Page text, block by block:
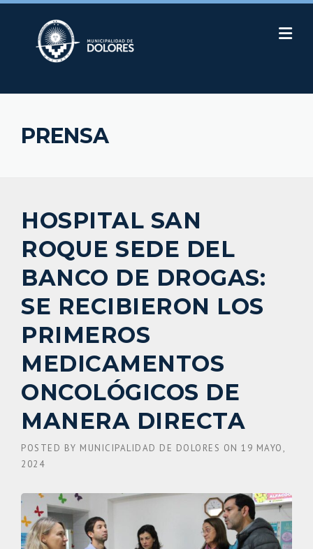
Skip
PRENSA
HOSPITAL SAN
ROQUE SEDE DEL
BANCO DE DROGAS:
SE RECIBIERON LOS
PRIMEROS
MEDICAMENTOS
ONCOLÓGICOS DE
MANERA DIRECTA
POSTED BY MUNICIPALIDAD DE DOLORES ON 19 MAYO,
2024